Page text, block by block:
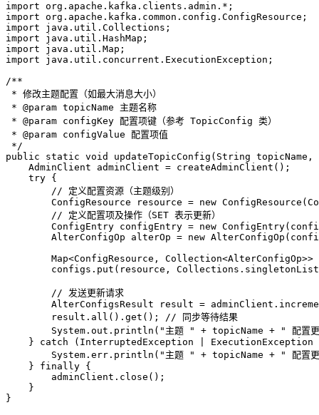
import
import
import
import
import
import java.util.concurrent.ExecutionException;
/**
* 修改主题配置（如最大消息大小）
* @param topicName 主题名称
* @param configKey 配置项键（参考 TopicConfig 类）
* @param configValue 配置项值
*/
public
static void updateTopicConfig (String
AdminClient
adminClient = createAdminClient();
try {
// 定义配置资源（主题级别）
ConfigResource
resource = new ConfigResource
// 定义配置项及操作（SET 表示更新）
ConfigEntry configEntry = new ConfigEntry
AlterConfigOp
alterOp = new AlterConfigOp
Map<ConfigResource,
configs.put(resource,
// 发送更新请求
AlterConfigsResult
result =
        result.all().get();
// 同步等待结果
        System.out.println(
"主题 " + topicName +
" 配置
    }
catch (InterruptedException |
        System.err.println(
"主题 " + topicName +
" 配置
    }
finally {
        adminClient.close();
    }
}